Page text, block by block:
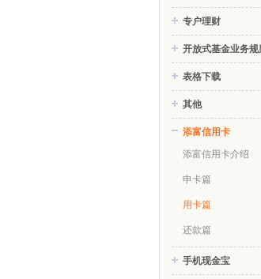
专户理财
开放式基金业务规
表格下载
其他
添富信用卡
添富信用卡介绍
申卡篇
用卡篇
还款篇
手机现金宝